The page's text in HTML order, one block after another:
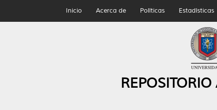
Inicio Acerca de Políticas Estadísticas